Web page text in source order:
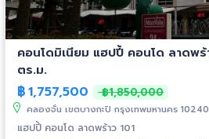
คอนโดมิเนียม แฮปปี้ คอนโด ลาดพร้าว 101 ขนาด 35.66
ตร.ม.
฿1,757,500 ฿1,850,000
คลองจั่น เขตบางกะปิ กรุงเทพมหานคร 10240
แฮปปี้ คอนโด ลาดพร้าว 101